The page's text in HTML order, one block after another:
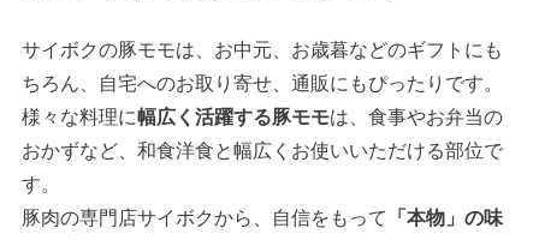
サイボクの豚モモは、お中元、お歳暮などのギフトにも
ちろん、自宅へのお取り寄せ、通販にもぴったりです。
様々な料理に幅広く活躍する豚モモは、食事やお弁当の
おかずなど、和食洋食と幅広くお使いいただける部位で
す。
豚肉の専門店サイボクから、自信をもって
「本物」の味